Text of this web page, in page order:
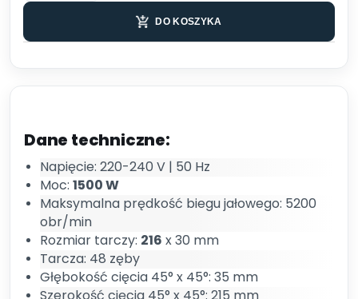
DO KOSZYKA
Dane techniczne:
Napięcie: 220-240 V | 50 Hz
Moc: 1500 W
Maksymalna prędkość biegu jałowego: 5200
obr/min
Rozmiar tarczy: 216 x 30 mm
Tarcza: 48 zęby
Głębokość cięcia 45° x 45°: 35 mm